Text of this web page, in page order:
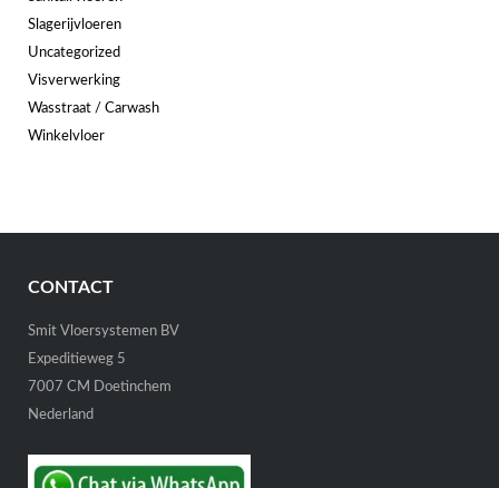
Slagerijvloeren
Uncategorized
Visverwerking
Wasstraat / Carwash
Winkelvloer
CONTACT
Smit Vloersystemen BV
Expeditieweg 5
7007 CM Doetinchem
Nederland